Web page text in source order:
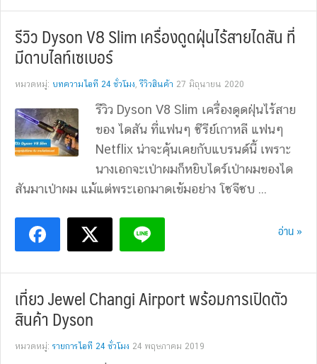
รีวิว Dyson V8 Slim เครื่องดูดฝุ่นไร้สายไดสัน ที่
มีดาบไลท์เซเบอร์
หมวดหมู่: บทความไอที 24 ชั่วโมง,รีวิวสินค้า 27 มิถุนายน 2020
รีวิว Dyson V8 Slim เครื่องดูดฝุ่นไร้สาย
ของ ไดสัน ที่แฟนๆ ซีรีย์เกาหลี แฟนๆ
Netflix น่าจะคุ้นเคยกับแบรนด์นี้ เพราะ
นางเอกจะเป่าผมก็หยิบไดร์เป่าผมของได
สันมาเป่าผม แม้แต่พระเอกมาดเข้มอย่าง โซจีซบ ...
อ่าน »
เที่ยว Jewel Changi Airport พร้อมการเปิดตัว
สินค้า Dyson
หมวดหมู่: รายการไอที 24 ชั่วโมง 24 พฤษภาคม 2019